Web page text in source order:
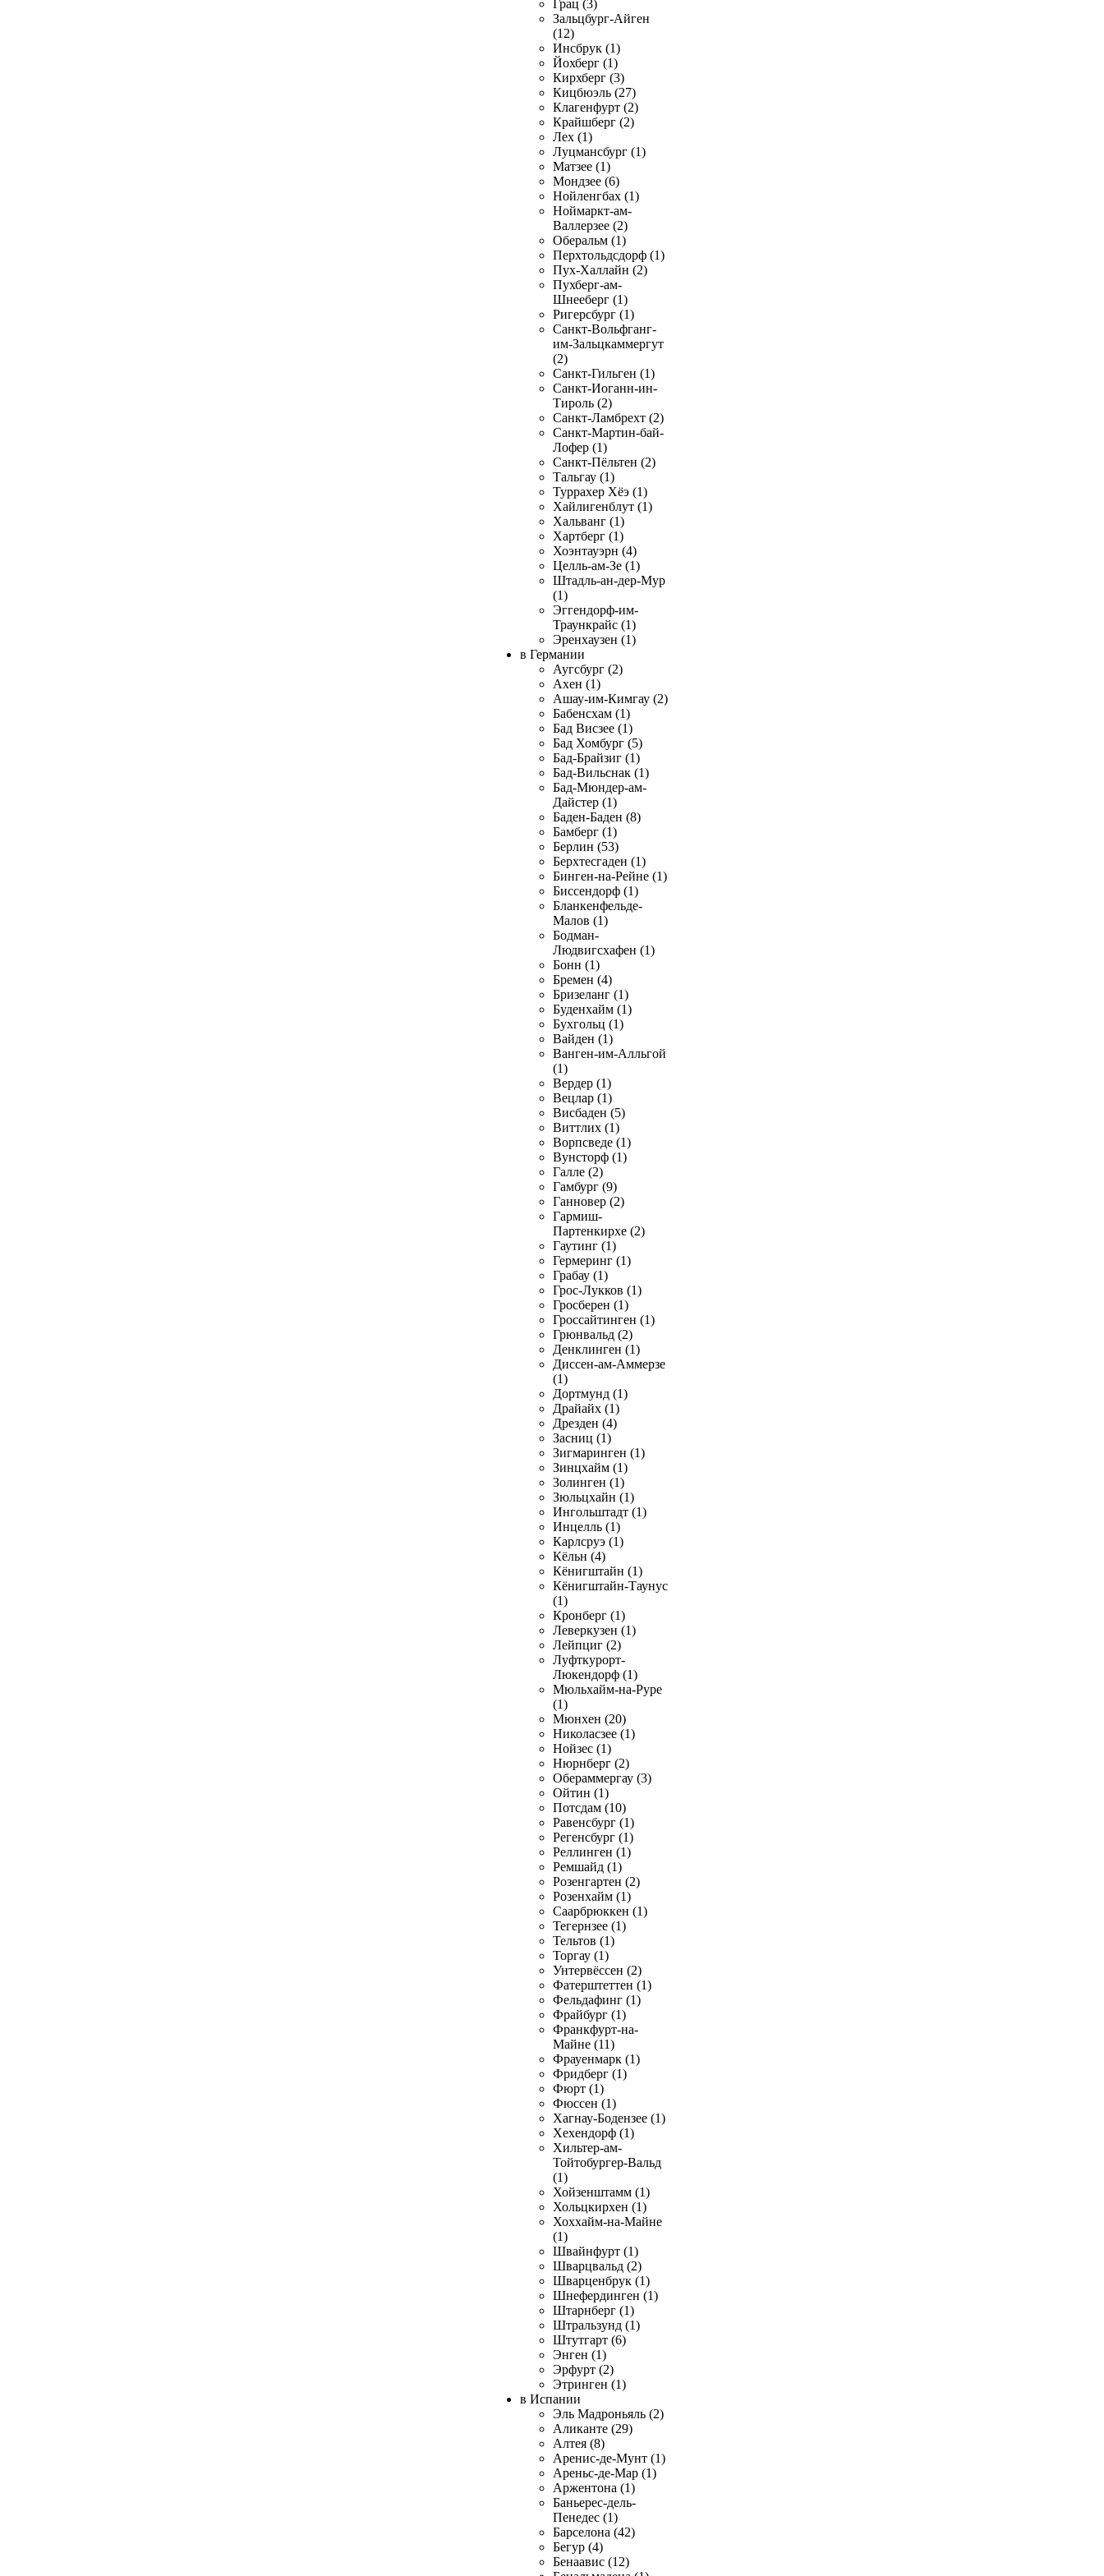
Грац (3)
Зальцбург-Айген
(12)
Инсбрук (1)
Йохберг (1)
Кирхберг (3)
Кицбюэль (27)
Клагенфурт (2)
Крайшберг (2)
Лех (1)
Луцмансбург (1)
Матзее (1)
Мондзее (6)
Нойленгбах (1)
Ноймаркт-ам-
Валлерзее (2)
Оберальм (1)
Перхтольдсдорф (1)
Пух-Халлайн (2)
Пухберг-ам-
Шнееберг (1)
Ригерсбург (1)
Санкт-Вольфганг-
им-Зальцкаммергут
(2)
Санкт-Гильген (1)
Санкт-Иоганн-ин-
Тироль (2)
Санкт-Ламбрехт (2)
Санкт-Мартин-бай-
Лофер (1)
Санкт-Пёльтен (2)
Тальгау (1)
Туррахер Хёэ (1)
Хайлигенблут (1)
Хальванг (1)
Хартберг (1)
Хоэнтауэрн (4)
Целль-ам-Зе (1)
Штадль-ан-дер-Мур
(1)
Эггендорф-им-
Траункрайс (1)
Эренхаузен (1)
в Германии
Аугсбург (2)
Ахен (1)
Ашау-им-Кимгау (2)
Бабенсхам (1)
Бад Висзее (1)
Бад Хомбург (5)
Бад-Брайзиг (1)
Бад-Вильснак (1)
Бад-Мюндер-ам-
Дайстер (1)
Баден-Баден (8)
Бамберг (1)
Берлин (53)
Берхтесгаден (1)
Бинген-на-Рейне (1)
Биссендорф (1)
Бланкенфельде-
Малов (1)
Бодман-
Людвигсхафен (1)
Бонн (1)
Бремен (4)
Бризеланг (1)
Буденхайм (1)
Бухгольц (1)
Вайден (1)
Ванген-им-Алльгой
(1)
Вердер (1)
Вецлар (1)
Висбаден (5)
Виттлих (1)
Ворпсведе (1)
Вунсторф (1)
Галле (2)
Гамбург (9)
Ганновер (2)
Гармиш-
Партенкирхе (2)
Гаутинг (1)
Гермеринг (1)
Грабау (1)
Грос-Лукков (1)
Гросберен (1)
Гроссайтинген (1)
Грюнвальд (2)
Денклинген (1)
Диссен-ам-Аммерзе
(1)
Дортмунд (1)
Драйайх (1)
Дрезден (4)
Засниц (1)
Зигмаринген (1)
Зинцхайм (1)
Золинген (1)
Зюльцхайн (1)
Ингольштадт (1)
Инцелль (1)
Карлсруэ (1)
Кёльн (4)
Кёнигштайн (1)
Кёнигштайн-Таунус
(1)
Кронберг (1)
Леверкузен (1)
Лейпциг (2)
Луфткурорт-
Люкендорф (1)
Мюльхайм-на-Руре
(1)
Мюнхен (20)
Николасзее (1)
Нойзес (1)
Нюрнберг (2)
Обераммергау (3)
Ойтин (1)
Потсдам (10)
Равенсбург (1)
Регенсбург (1)
Реллинген (1)
Ремшайд (1)
Розенгартен (2)
Розенхайм (1)
Саарбрюккен (1)
Тегернзее (1)
Тельтов (1)
Торгау (1)
Унтервёссен (2)
Фатерштеттен (1)
Фельдафинг (1)
Фрайбург (1)
Франкфурт-на-
Майне (11)
Фрауенмарк (1)
Фридберг (1)
Фюрт (1)
Фюссен (1)
Хагнау-Бодензее (1)
Хехендорф (1)
Хильтер-ам-
Тойтобургер-Вальд
(1)
Хойзенштамм (1)
Хольцкирхен (1)
Хоххайм-на-Майне
(1)
Швайнфурт (1)
Шварцвальд (2)
Шварценбрук (1)
Шнефердинген (1)
Штарнберг (1)
Штральзунд (1)
Штутгарт (6)
Энген (1)
Эрфурт (2)
Этринген (1)
в Испании
Эль Мадроньяль (2)
Аликанте (29)
Алтея (8)
Аренис-де-Мунт (1)
Ареньс-де-Мар (1)
Аржентона (1)
Баньерес-дель-
Пенедес (1)
Барселона (42)
Бегур (4)
Бенаавис (12)